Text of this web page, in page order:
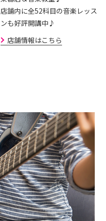
店舗内に全52科目の音楽レッス
ンも好評開講中♪
店舗情報はこちら